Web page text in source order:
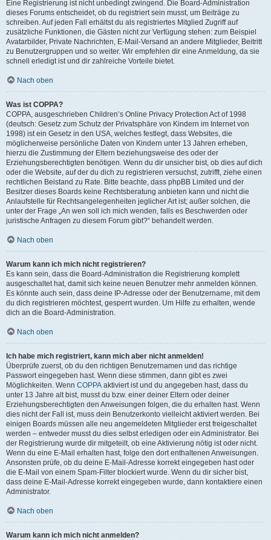
Eine Registrierung ist nicht unbedingt zwingend. Die Board-Administration
dieses Forums entscheidet, ob du registriert sein musst, um Beiträge zu
schreiben. Auf jeden Fall erhältst du als registriertes Mitglied Zugriff auf
zusätzliche Funktionen, die Gästen nicht zur Verfügung stehen: zum Beispiel
Avatarbilder, Private Nachrichten, E-Mail-Versand an andere Mitglieder, Beitritt
zu Benutzergruppen und so weiter. Wir empfehlen dir eine Anmeldung, da sie
schnell erledigt ist und dir zahlreiche Vorteile bietet.
Nach oben
Was ist COPPA?
COPPA, ausgeschrieben Children’s Online Privacy Protection Act of 1998
(deutsch: Gesetz zum Schutz der Privatsphäre von Kindern im Internet von
1998) ist ein Gesetz in den USA, welches festlegt, dass Websites, die
möglicherweise persönliche Daten von Kindern unter 13 Jahren erheben,
hierzu die Zustimmung der Eltern beziehungsweise des oder der
Erziehungsberechtigten benötigen. Wenn du dir unsicher bist, ob dies auf dich
oder die Website, auf der du dich zu registrieren versuchst, zutrifft, ziehe einen
rechtlichen Beistand zu Rate. Bitte beachte, dass phpBB Limited und der
Besitzer dieses Boards keine Rechtsberatung anbieten kann und nicht die
Anlaufstelle für Rechtsangelegenheiten jeglicher Art ist; außer solchen, die
unter der Frage „An wen soll ich mich wenden, falls es Beschwerden oder
juristische Anfragen zu diesem Forum gibt?“ behandelt werden.
Nach oben
Warum kann ich mich nicht registrieren?
Es kann sein, dass die Board-Administration die Registrierung komplett
ausgeschaltet hat, damit sich keine neuen Benutzer mehr anmelden können.
Es könnte auch sein, dass deine IP-Adresse oder der Benutzername, mit dem
du dich registrieren möchtest, gesperrt wurden. Um Hilfe zu erhalten, wende
dich an die Board-Administration.
Nach oben
Ich habe mich registriert, kann mich aber nicht anmelden!
Überprüfe zuerst, ob du den richtigen Benutzernamen und das richtige
Passwort eingegeben hast. Wenn diese stimmen, dann gibt es zwei
Möglichkeiten. Wenn COPPA aktiviert ist und du angegeben hast, dass du
unter 13 Jahre alt bist, musst du bzw. einer deiner Eltern oder deiner
Erziehungsberechtigten den Anweisungen folgen, die du erhalten hast. Wenn
dies nicht der Fall ist, muss dein Benutzerkonto vielleicht aktiviert werden. Bei
einigen Boards müssen alle neu angemeldeten Mitglieder erst freigeschaltet
werden – entweder musst du dies selbst erledigen oder ein Administrator. Bei
der Registrierung wurde dir mitgeteilt, ob eine Aktivierung nötig ist oder nicht.
Wenn du eine E-Mail erhalten hast, folge den dort enthaltenen Anweisungen.
Ansonsten prüfe, ob du deine E-Mail-Adresse korrekt eingegeben hast oder
die E-Mail von einem Spam-Filter blockiert wurde. Wenn du dir sicher bist,
dass deine E-Mail-Adresse korrekt eingegeben wurde, dann kontaktiere einen
Administrator.
Nach oben
Warum kann ich mich nicht anmelden?